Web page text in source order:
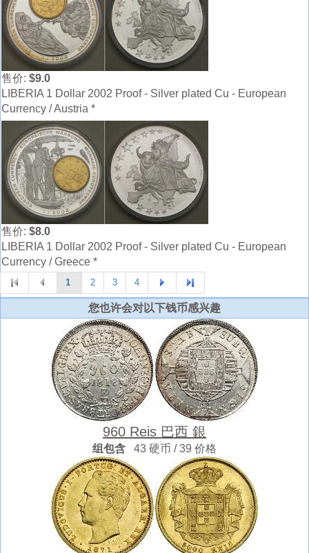
售价: $9.0
LIBERIA 1 Dollar 2002 Proof - Silver plated Cu - European
Currency / Austria *
售价: $8.0
LIBERIA 1 Dollar 2002 Proof - Silver plated Cu - European
Currency / Greece *
1 2 3 4
您也许会对以下钱币感兴趣
960 Reis 巴西 銀
组包含 43 硬币 / 39 价格